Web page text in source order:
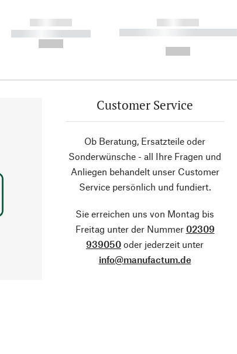
------------
----------- -----------
------------
----------- ----------- ----------
Customer Service
Ob Beratung, Ersatzteile oder
Sonderwünsche - all Ihre Fragen und
Anliegen behandelt unser Customer
Service persönlich und fundiert.
Sie erreichen uns von Montag bis
Freitag unter der Nummer 02309
939050 oder jederzeit unter
info@manufactum.de